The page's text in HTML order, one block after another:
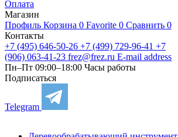
Оплата
Магазин
Профиль Корзина 0 Favorite 0 Сравнить 0
Контакты
+7 (495) 646-50-26 +7 (499) 729-96-41 +7
(906) 063-41-23 frez@frez.ru E-mail address
Пн–Пт 09:00–18:00 Часы работы
Подписаться
Telegram